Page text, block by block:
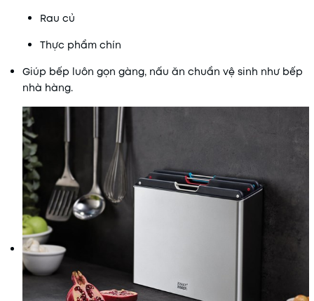
Rau củ
Thực phẩm chín
Giúp bếp luôn gọn gàng, nấu ăn chuẩn vệ sinh như bếp
nhà hàng.